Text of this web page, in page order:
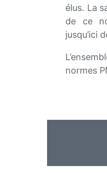
élus. La
de ce
jusqu’ici
normes